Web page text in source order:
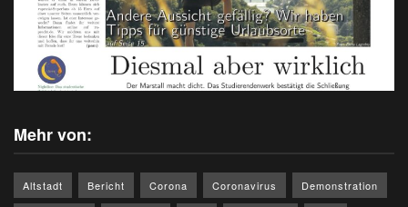
Mehr von:
Altstadt Bericht Corona Coronavirus Demonstration